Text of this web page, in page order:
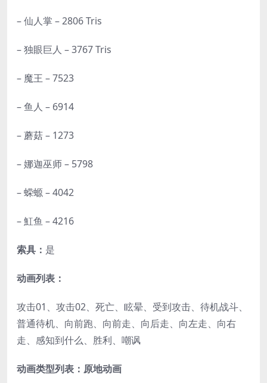
– 仙人掌 – 2806 Tris
– 独眼巨人 – 3767 Tris
– 魔王 – 7523
– 鱼人 – 6914
– 蘑菇 – 1273
– 娜迦巫师 – 5798
– 蝾螈 – 4042
– 魟鱼 – 4216
索具： 是
动画列表：
攻击01、攻击02、死亡、眩晕、受到攻击、待机战斗、
普通待机、向前跑、向前走、向后走、向左走、向右
走、感知到什么、胜利、嘲讽
动画类型列表：原地动画